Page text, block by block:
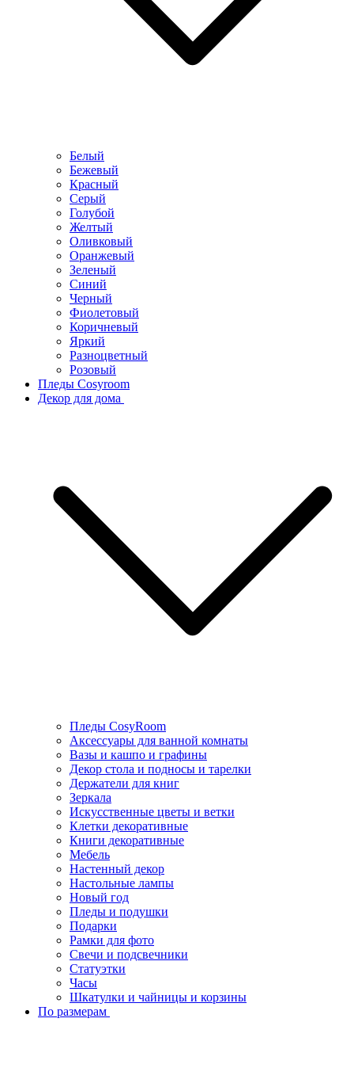
Белый
Бежевый
Красный
Серый
Голубой
Желтый
Оливковый
Оранжевый
Зеленый
Синий
Черный
Фиолетовый
Коричневый
Яркий
Разноцветный
Розовый
Пледы Cosyroom
Декор для дома
Пледы CosyRoom
Аксессуары для ванной комнаты
Вазы и кашпо и графины
Декор стола и подносы и тарелки
Держатели для книг
Зеркала
Искусcтвенные цветы и ветки
Клетки декоративные
Книги декоративные
Мебель
Настенный декор
Настольные лампы
Новый год
Пледы и подушки
Подарки
Рамки для фото
Свечи и подсвечники
Статуэтки
Часы
Шкатулки и чайницы и корзины
По размерам